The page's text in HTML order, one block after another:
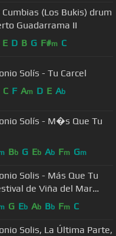
(Los Bukis) drum
Guadarrama II
E D B G F#m C
Solís - Tu Carcel
C F Am D E Ab
Solís - M�s Que Tu
Bb G Eb Ab Fm Gm
Solis - Más Que Tu
de Viña del Mar
G Eb Ab Bb Fm C
Solis, La Última Parte,